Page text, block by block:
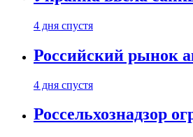
4 дня спустя
Российский рынок
4 дня спустя
Россельхознадзор